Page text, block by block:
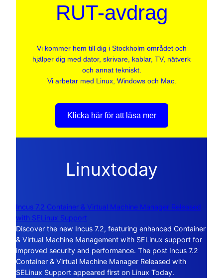
RUT-avdrag
Vi kommer hem till dig i Stockholm området och
hjälper dig med dator, skrivare, kablar, TV, nätverk
och annat tekniskt.
Vi arbetar med Linux, Windows och Mac.
Klicka här för att läsa mer
Linuxtoday
Incus 7.2 Container & Virtual Machine Manager Released
with SELinux Support
Discover the new Incus 7.2, featuring enhanced Container
& Virtual Machine Management with SELinux support for
improved security and performance. The post Incus 7.2
Container & Virtual Machine Manager Released with
SELinux Support appeared first on Linux Today.